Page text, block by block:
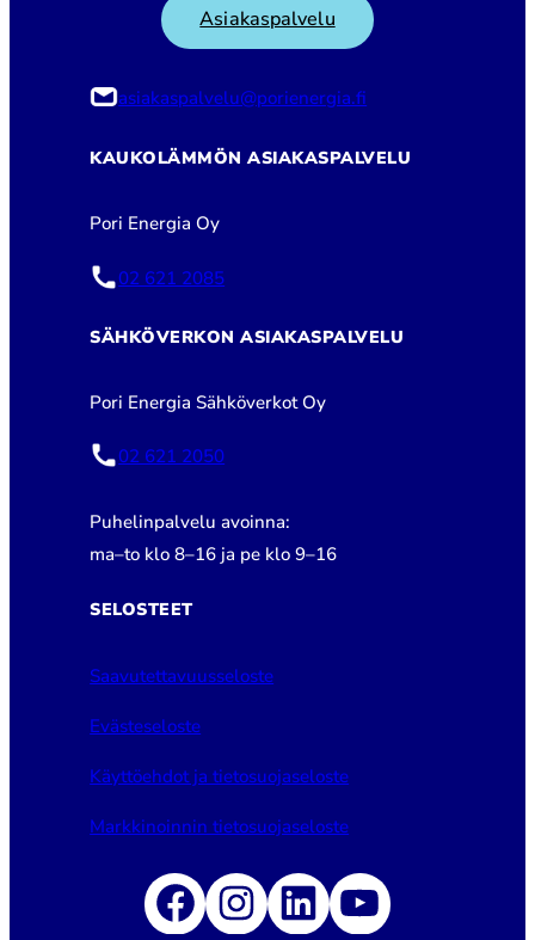
Asiakaspalvelu
asiakaspalvelu@porienergia.fi
KAUKOLÄMMÖN ASIAKASPALVELU
Pori Energia Oy
02 621 2085
SÄHKÖVERKON ASIAKASPALVELU
Pori Energia Sähköverkot Oy
02 621 2050
Puhelinpalvelu avoinna:
ma–to klo 8–16 ja pe klo 9–16
SELOSTEET
Saavutettavuusseloste
Evästeseloste
Käyttöehdot ja tietosuojaseloste
Markkinoinnin tietosuojaseloste
Facebook
Instagram
LinkedIn
YouTube